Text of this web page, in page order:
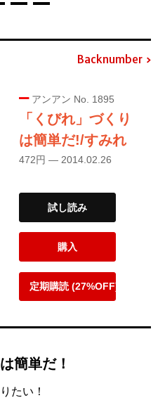
Backnumber
アンアン No. 1895
「くびれ」づくり
は簡単だ!/すみれ
472円 — 2014.02.26
試し読み
購入
定期購読 (27%OFF)
簡単だ！
たい！